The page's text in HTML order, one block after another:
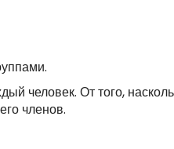
человек. От того,
членов.